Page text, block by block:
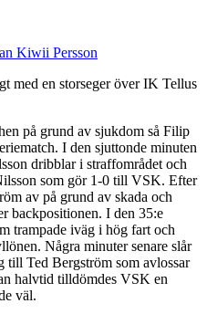
Kiwii Persson
med en storseger över IK Tellus
på grund av sjukdom så Filip
I den sjuttonde minuten
dribblar i straffområdet och
som gör 1-0 till VSK. Efter
av på grund av skada och
backpositionen. I den 35:e
trampade iväg i hög fart och
Några minuter senare slår
till Ted Bergström som avlossar
halvtid tilldömdes VSK en
väl.